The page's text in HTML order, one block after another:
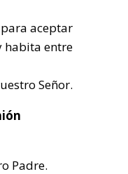
aceptar
habita entre
Señor.
Padre.